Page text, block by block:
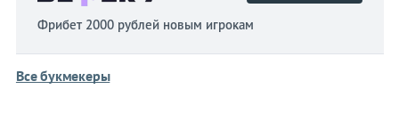
Фрибет 2000 рублей новым игрокам
Все букмекеры